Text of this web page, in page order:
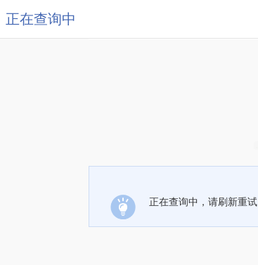
正在查询中
正在查询中，请刷新重试